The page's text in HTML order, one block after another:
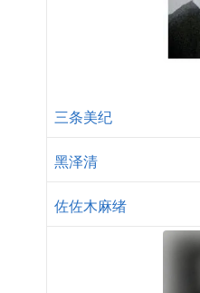
三条美纪
黑泽清
佐佐木麻绪